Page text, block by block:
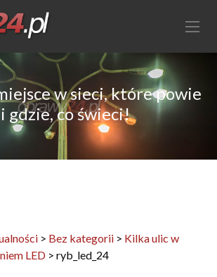
w sieci, które powie
gdzie, co świeci!
> Bez kategorii > Kilka ulic w
LED > ryb_led_24